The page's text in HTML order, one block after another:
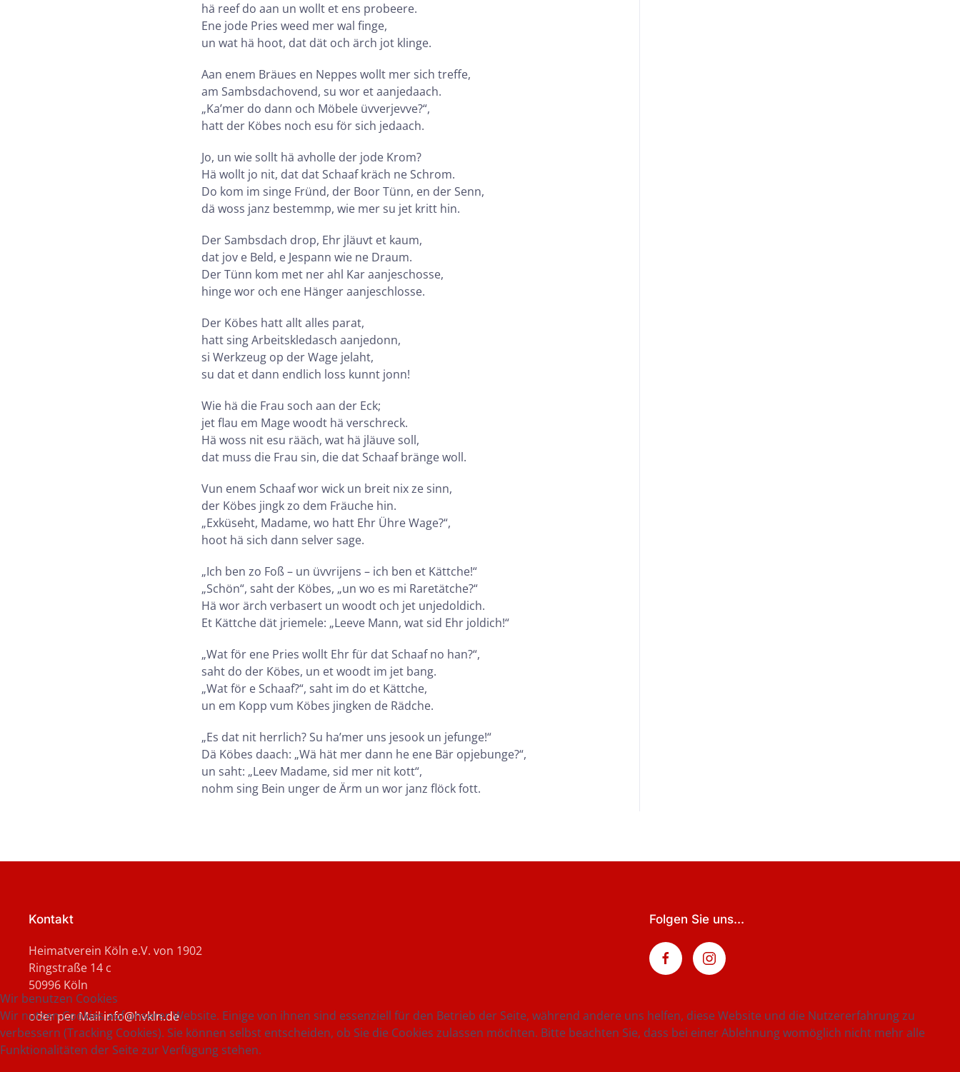
hä reef do aan un wollt et ens probeere.
Ene jode Pries weed mer wal finge,
un wat hä hoot, dat dät och ärch jot klinge.
Aan enem Bräues en Neppes wollt mer sich treffe,
am Sambsdachovend, su wor et aanjedaach.
„Ka’mer do dann och Möbele üvverjevve?“,
hatt der Köbes noch esu för sich jedaach.
Jo, un wie sollt hä avholle der jode Krom?
Hä wollt jo nit, dat dat Schaaf kräch ne Schrom.
Do kom im singe Fründ, der Boor Tünn, en der Senn,
dä woss janz bestemmp, wie mer su jet kritt hin.
Der Sambsdach drop, Ehr jläuvt et kaum,
dat jov e Beld, e Jespann wie ne Draum.
Der Tünn kom met ner ahl Kar aanjeschosse,
hinge wor och ene Hänger aanjeschlosse.
Der Köbes hatt allt alles parat,
hatt sing Arbeitskledasch aanjedonn,
si Werkzeug op der Wage jelaht,
su dat et dann endlich loss kunnt jonn!
Wie hä die Frau soch aan der Eck;
jet flau em Mage woodt hä verschreck.
Hä woss nit esu rääch, wat hä jläuve soll,
dat muss die Frau sin, die dat Schaaf bränge woll.
Vun enem Schaaf wor wick un breit nix ze sinn,
der Köbes jingk zo dem Fräuche hin.
„Exküseht, Madame, wo hatt Ehr Ühre Wage?“,
hoot hä sich dann selver sage.
„Ich ben zo Foß – un üvvrijens – ich ben et Kättche!“
„Schön“, saht der Köbes, „un wo es mi Raretätche?“
Hä wor ärch verbasert un woodt och jet unjedoldich.
Et Kättche dät jriemele: „Leeve Mann, wat sid Ehr joldich!“
„Wat för ene Pries wollt Ehr für dat Schaaf no han?“,
saht do der Köbes, un et woodt im jet bang.
„Wat för e Schaaf?“, saht im do et Kättche,
un em Kopp vum Köbes jingken de Rädche.
„Es dat nit herrlich? Su ha’mer uns jesook un jefunge!“
Dä Köbes daach: „Wä hät mer dann he ene Bär opjebunge?“,
un saht: „Leev Madame, sid mer nit kott“,
nohm sing Bein unger de Ärm un wor janz flöck fott.
Kontakt
Heimatverein Köln e.V. von 1902
Ringstraße 14 c
50996 Köln
oder per Mailinfo@hvkln.de
Folgen Sie uns...
Wir benutzen Cookies
Wir nutzen Cookies auf unserer Website. Einige von ihnen sind essenziell für den Betrieb der Seite, während andere uns helfen, diese Website und die Nutzererfahrung zu
verbessern (Tracking Cookies). Sie können selbst entscheiden, ob Sie die Cookies zulassen möchten. Bitte beachten Sie, dass bei einer Ablehnung womöglich nicht mehr alle
Funktionalitäten der Seite zur Verfügung stehen.